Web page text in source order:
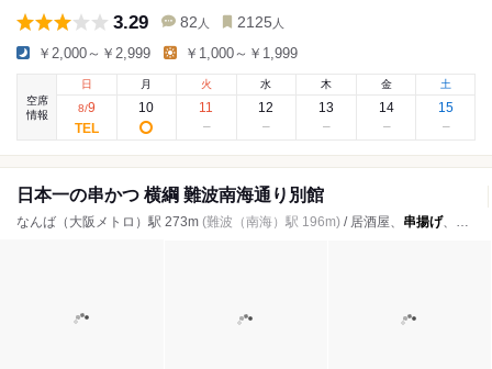
3.29 82 人 2125 人
￥2,000～￥2,999 ￥1,000～￥1,999
空席
情報
日
8/9
月
10
火
11
水
12
木
13
金
14
土
15
日本一の串かつ 横綱 難波南海通り別館
なんば（大阪メトロ）駅 273m (難波（南海）駅 196m) / 居酒屋、 串揚げ、お好み焼き